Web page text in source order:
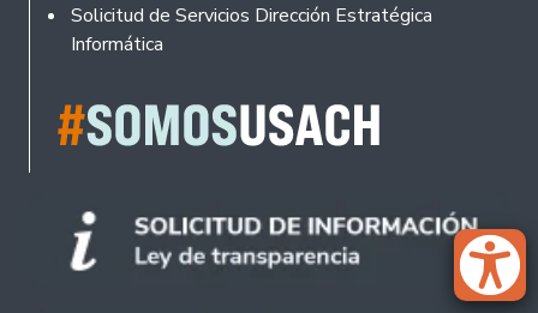
Solicitud de Servicios Dirección Estratégica
Informática